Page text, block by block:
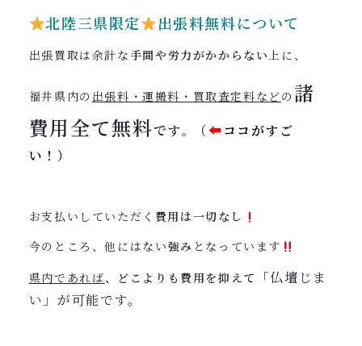
北陸三県限定 出張料無料について
出張買取は余計な手間や労力がかからない上に、
福井県内の 出張料・運搬料・買取査定料などの 諸
費用全て無料です。 （⬅︎ココがすご
い！）
お支払いしていただく 費用は一切なし
今のところ、他にはない強み となっています
県内であれば、どこよりも費用を抑えて
「仏壇じま
い」が可能です。